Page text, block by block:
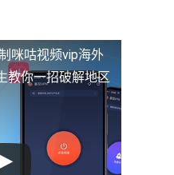
咪咕视频vip海外
教你一招破解地区